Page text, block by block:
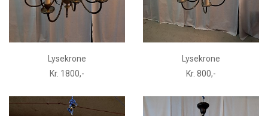
Lysekrone
Kr. 1800,-
Lysekrone
Kr. 800,-